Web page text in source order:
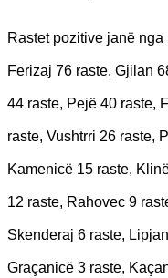
Rastet pozitive janë
Ferizaj 76 raste, Gjilan
44 raste, Pejë 40 raste,
raste, Vushtrri 26 raste,
Kamenicë 15 raste,
12 raste, Rahovec 9
Skenderaj 6 raste,
Graçanicë 3 raste,